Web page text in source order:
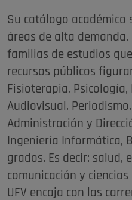
Su catálogo académico
áreas de alta
familias de estudios
recursos públicos
Fisioterapia, Psicología,
Audiovisual,
Administración y
Ingeniería Informática,
grados. Es decir: salud,
comunicación y
UFV encaja con las